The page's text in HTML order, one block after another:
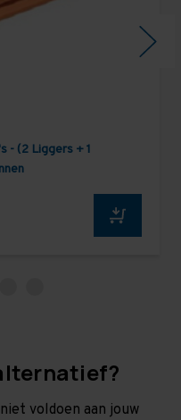
- (2 Liggers + 1
voldoen aan jouw